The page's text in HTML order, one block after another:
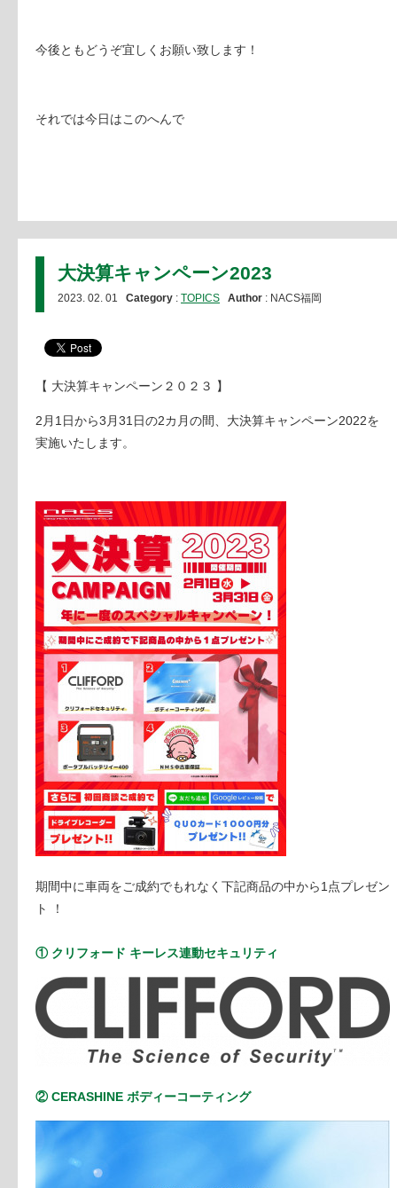
今後ともどうぞ宜しくお願い致します！
それでは今日はこのへんで
大決算キャンペーン2023
2023. 02. 01 Category : TOPICS Author : NACS福岡
【 大決算キャンペーン２０２３ 】
2月1日から3月31日の2カ月の間、大決算キャンペーン2022を
実施いたします。
期間中に車両をご成約でもれなく下記商品の中から1点プレゼン
ト ！
① クリフォード キーレス連動セキュリティ
② CERASHINE ボディーコーティング